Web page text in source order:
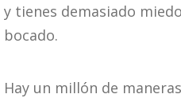
y tienes demasiado
bocado.
Hay un millón de